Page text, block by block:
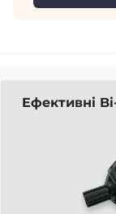
Ефективні